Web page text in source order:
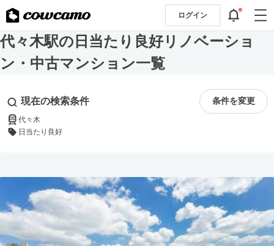
ログイン
代々木駅の日当たり良好リノベーショ
ン・中古マンション一覧
現在の検索条件 条件を変更
代々木
日当たり良好